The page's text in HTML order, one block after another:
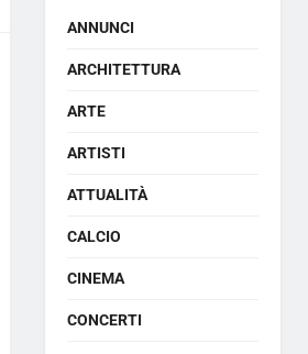
ANNUNCI
ARCHITETTURA
ARTE
ARTISTI
ATTUALITÀ
CALCIO
CINEMA
CONCERTI